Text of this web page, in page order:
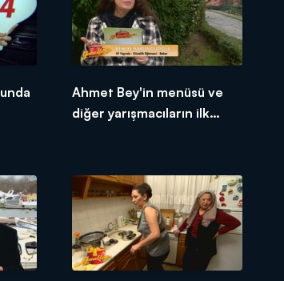
Ahmet Bey'in menüsü ve
diğer yarışmacıların ilk